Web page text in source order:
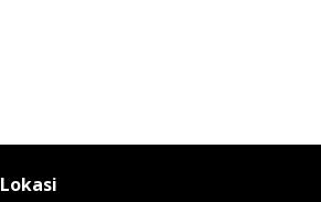
Lokasi